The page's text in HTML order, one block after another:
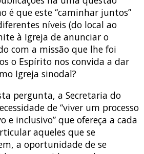
é que este “caminhar juntos”
níveis (do local ao
à Igreja de anunciar o
com a missão que lhe foi
o Espírito nos convida a dar
Igreja sinodal?
pergunta, a Secretaria do
de “viver um processo
e inclusivo” que ofereça a cada
aqueles que se
a oportunidade de se